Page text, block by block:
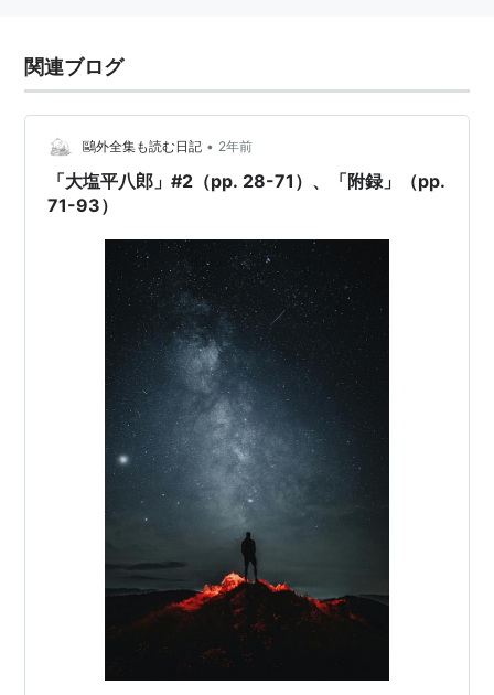
となった。
関連ブログ
鷗外全集も読む日記 • 2年前
「大塩平八郎」#2（pp. 28-71）、「附録」（pp.
71-93）